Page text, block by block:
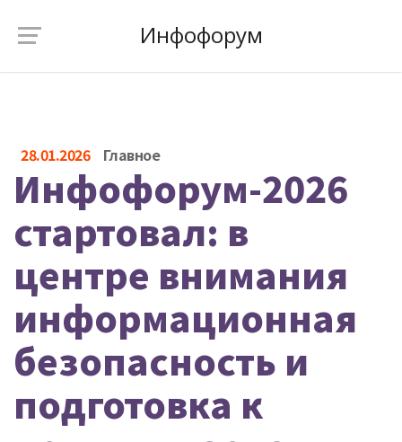
Инфофорум
28.01.2026 Главное
Инфофорум-2026
стартовал: в
центре внимания
информационная
безопасность и
подготовка к